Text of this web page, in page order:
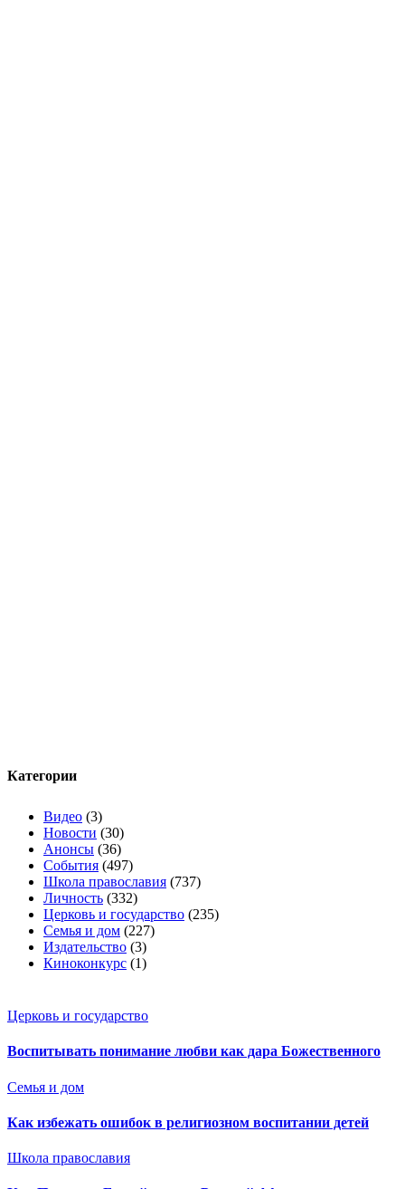
Категории
Видео (3)
Новости (30)
Анонсы (36)
События (497)
Школа православия (737)
Личность (332)
Церковь и государство (235)
Семья и дом (227)
Издательство (3)
Киноконкурс (1)
Церковь и государство
Воспитывать понимание любви как дара Божественного
Семья и дом
Как избежать ошибок в религиозном воспитании детей
Школа православия